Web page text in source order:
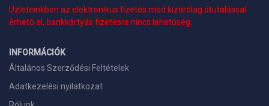
Üzleteinkben az elektronikus fizetés mód kizárólag átutalással
érhető el, bankkártyás fizetésre nincs lehetőség.
INFORMÁCIÓK
Általános Szerződési Feltételek
Adatkezelési nyilatkozat